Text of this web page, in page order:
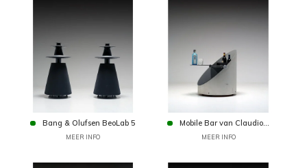
Bang & Olufsen BeoLab 5
MEER INFO
Mobile Bar van Claudio...
MEER INFO